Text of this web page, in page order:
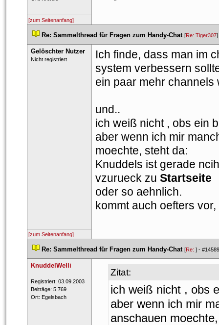
[zum Seitenanfang]
Re: Sammelthread für Fragen zum Handy-Chat [Re: Tiger307
Gelöschter Nutzer
Nicht registriert
Ich finde, dass man im
ystem verbessern
ein paar mehr channels
und..
ich weiß nicht , obs ein
aber wenn ich mir
moechte, steht da:
Knuddels ist gerade
vzurueck zu Startseite
oder so aehnlich.
kommt auch oefters
[zum Seitenanfang]
Re: Sammelthread für Fragen zum Handy-Chat [Re: ] -
KnuddelWelli
Registriert: 03.09.2003
Beiträge: 5.769
Ort: Egelsbach
Zitat:
ich weiß nicht , obs
aber wenn ich mir
anschauen